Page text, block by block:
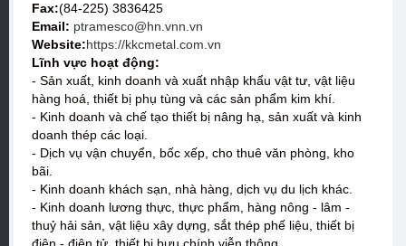
Fax:(84-225) 3836425
Email: ptramesco@hn.vnn.vn
Website:https://kkcmetal.com.vn
Lĩnh vực hoạt động:
- Sản xuất, kinh doanh và xuất nhập khẩu vật tư, vật liệu
hàng hoá, thiết bị phụ tùng và các sản phẩm kim khí.
- Kinh doanh và chế tạo thiết bị nâng hạ, sản xuất và kinh
doanh thép các loại.
- Dịch vụ vận chuyển, bốc xếp, cho thuê văn phòng, kho
bãi.
- Kinh doanh khách sạn, nhà hàng, dịch vụ du lịch khác.
- Kinh doanh lương thực, thực phẩm, hàng nông - lâm -
thuỷ hải sản, vật liệu xây dựng, sắt thép phế liệu, thiết bị